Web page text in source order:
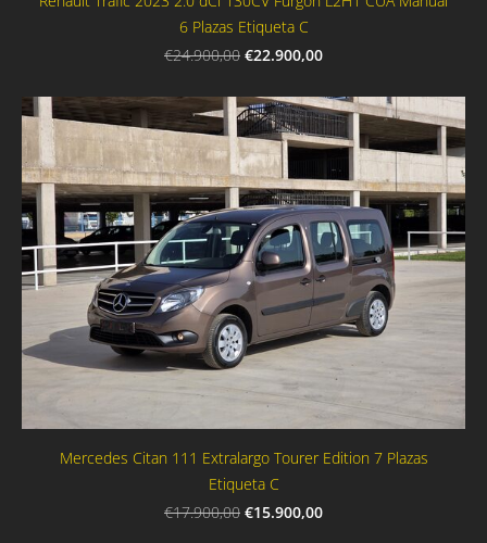
6 Plazas Etiqueta C
€24.900,00 €22.900,00
Mercedes Citan 111 Extralargo Tourer Edition 7 Plazas
Etiqueta C
€17.900,00 €15.900,00